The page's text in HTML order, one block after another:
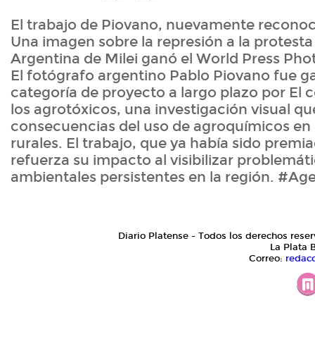
El trabajo de Piovano, nuevamente
Una imagen sobre la represión a la
Argentina de Milei ganó el World Press
El fotógrafo argentino Pablo Piovano fue
categoría de proyecto a largo plazo por El
los agrotóxicos, una investigación visual
consecuencias del uso de agroquímicos
rurales. El trabajo, que ya había sido
refuerza su impacto al visibilizar
ambientales persistentes en la región.
Diario Platense - Todos los derechos
La Plata
Correo: